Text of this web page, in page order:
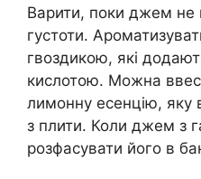
Варити, поки джем не
густоти.
гвоздикою, які
кислотою. Можна
лимонну есенцію, яку
з плити. Коли джем з
розфасувати його в